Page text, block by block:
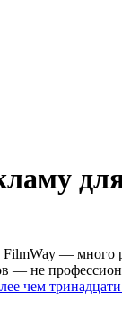
—
— не
чем